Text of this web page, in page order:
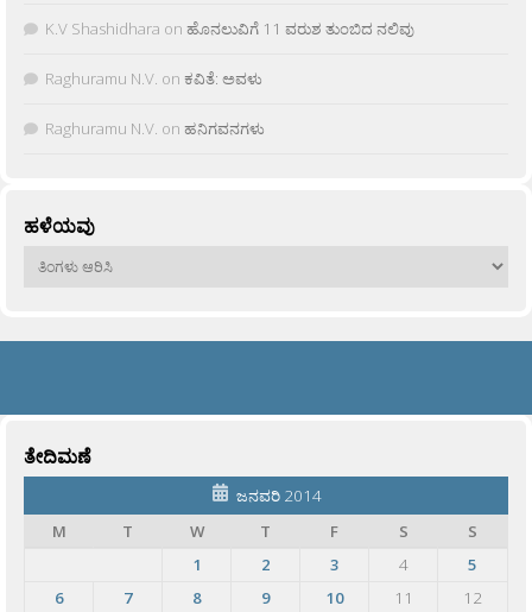
K.V Shashidhara on ಹೊನಲುವಿಗೆ 11 ವರುಶ ತುಂಬಿದ ನಲಿವು
Raghuramu N.V. on ಕವಿತೆ: ಅವಳು
Raghuramu N.V. on ಹನಿಗವನಗಳು
ಹಳೆಯವು
ಹಳೆಯವು
ತೇದಿಮಣೆ
ಜನವರಿ 2014
M
T W T F S
S
1
2 3 4
5
6
7 8 9 10 11
12